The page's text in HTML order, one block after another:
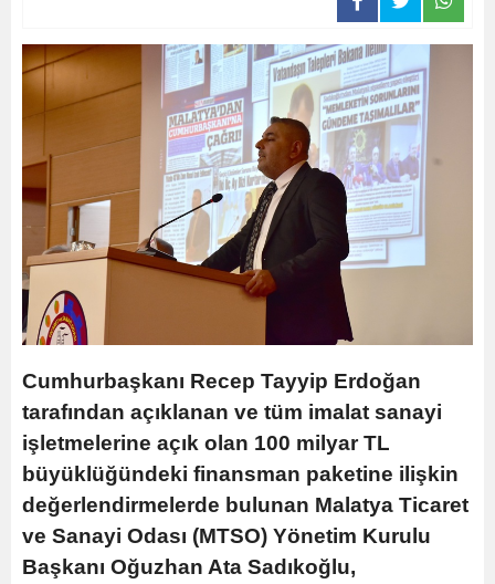
Cumhurbaşkanı Recep Tayyip Erdoğan
tarafından açıklanan ve tüm imalat sanayi
işletmelerine açık olan 100 milyar TL
büyüklüğündeki finansman paketine ilişkin
değerlendirmelerde bulunan Malatya Ticaret
ve Sanayi Odası (MTSO) Yönetim Kurulu
Başkanı Oğuzhan Ata Sadıkoğlu,